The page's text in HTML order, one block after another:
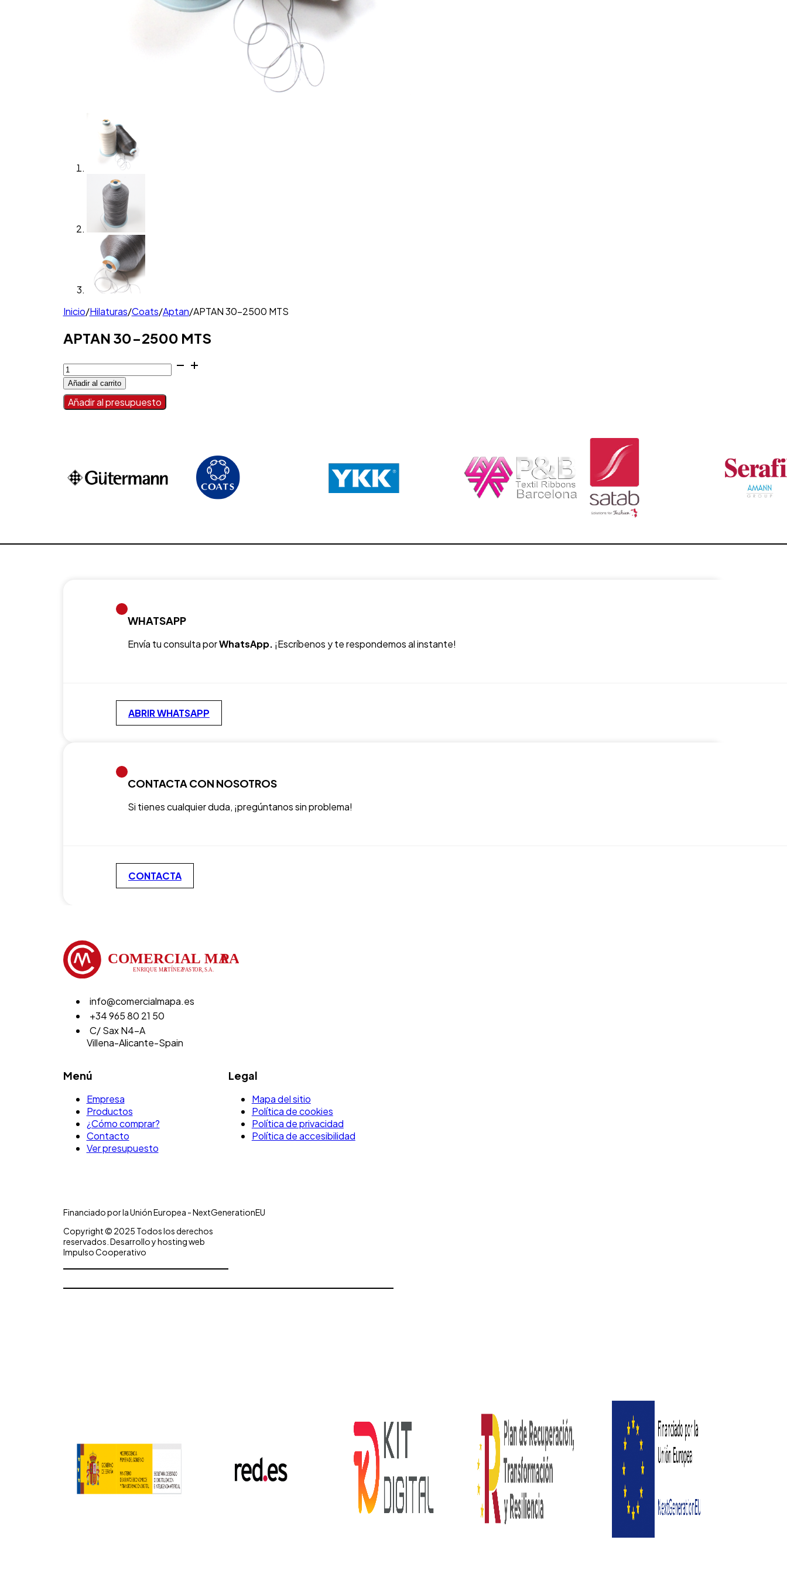
Inicio/Hilaturas/Coats/Aptan/APTAN 30-2500 MTS
APTAN 30-2500 MTS
APTAN
30-
2500
MTS
cantidad
Añadir al carrito
Añadir al presupuesto
WHATSAPP
Envía tu consulta porWhatsApp. ¡Escríbenos y te respondemos al instante!
ABRIR WHATSAPP
CONTACTA CON NOSOTROS
Si tienes cualquier duda, ¡pregúntanos sin problema!
CONTACTA
info@comercialmapa.es
+34 965 80 21 50
C/ Sax N4-A
Villena-Alicante-Spain
Menú
Empresa
Productos
¿Cómo comprar?
Contacto
Ver presupuesto
Legal
Mapa del sitio
Política de cookies
Política de privacidad
Política de accesibilidad
Financiado por la Unión Europea - NextGenerationEU
Copyright © 2025 Todos los derechos
reservados. Desarrollo y hosting web
Impulso Cooperativo